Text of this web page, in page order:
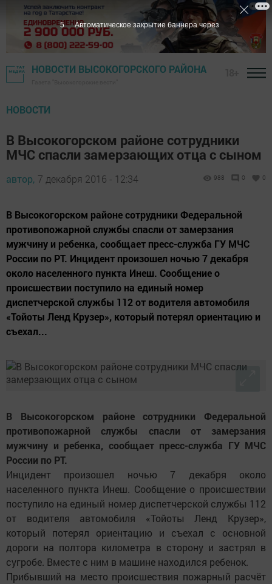
НОВОСТИ ВЫСОКОГОРСКОГО РАЙОНА
НОВОСТИ
В Высокогорском районе сотрудники
МЧС спасли замерзающих отца с сыном
автор, 7 декабря 2016 - 12:34 988 0 0
В Высокогорском районе сотрудники Федеральной
противопожарной службы спасли от замерзания
мужчину и ребенка, сообщает пресс-служба ГУ МЧС
России по РТ. Инцидент произошел ночью 7 декабря
около населенного пункта Инеш. Сообщение о
происшествии поступило на единый номер
диспетчерской службы 112 от водителя автомобиля
«Тойоты Ленд Крузер», который потерял ориентацию и
съехал...
В Высокогорском районе сотрудники Федеральной
противопожарной службы спасли от замерзания
мужчину и ребенка, сообщает пресс-служба ГУ МЧС
России по РТ.
Инцидент произошел ночью 7 декабря около
населенного пункта Инеш. Сообщение о происшествии
поступило на единый номер диспетчерской службы 112
от водителя автомобиля «Тойоты Ленд Крузер»,
который потерял ориентацию и съехал с основной
дороги на полтора километра в сторону и застрял в
сугробе. Вместе с ним в машине находился ребенок.
Прибывший на место происшествия пожарный расчёт
4 Автоматическое закрытие баннера через